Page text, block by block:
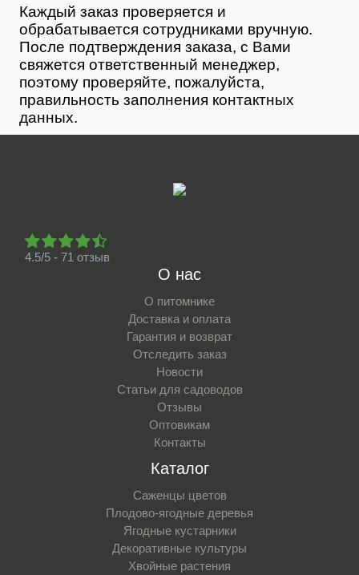
Каждый заказ проверяется и
обрабатывается сотрудниками вручную.
После подтверждения заказа, с Вами
свяжется ответственный менеджер,
поэтому проверяйте, пожалуйста,
правильность заполнения контактных
данных.
4.5/5 - 71 отзыв
О нас
О питомнике
Доставка и оплата
Гарантия и возврат
Отследить заказ
Новости
Статьи для садоводов
Отзывы
Оптовикам
Контакты
Каталог
Саженцы цветов
Плодово-ягодные деревья
Ягодные кустарники
Декоративные культуры
Хвойные растения